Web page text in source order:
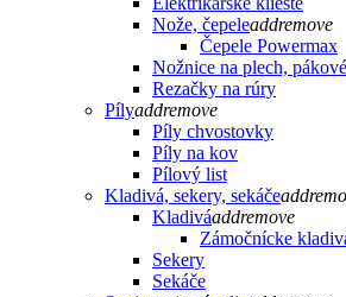
Nože, čepeleaddremove
Čepele Powermax
Nožnice na plech,
Rezačky na rúry
Pílyaddremove
Píly chvostovky
Píly na kov
Pílový list
Kladivá, sekery, sekáčeadd
Kladiváaddremove
Zámočnícke
Sekery
Sekáče